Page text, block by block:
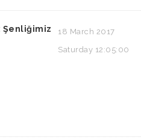
Şenliğimiz
18 March 2017
Saturday 12:05:00